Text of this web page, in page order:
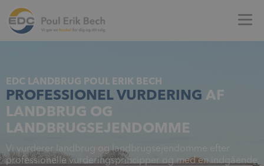
EDC LANDBRUG POUL ERIK BECH
PROFESSIONEL VURDERING AF
LANDBRUG OG
LANDBRUGSEJENDOMME
Vi vurderer landbrug og landbrugsejendomme efter
professionelle vurderingsprincipper og med en indgående